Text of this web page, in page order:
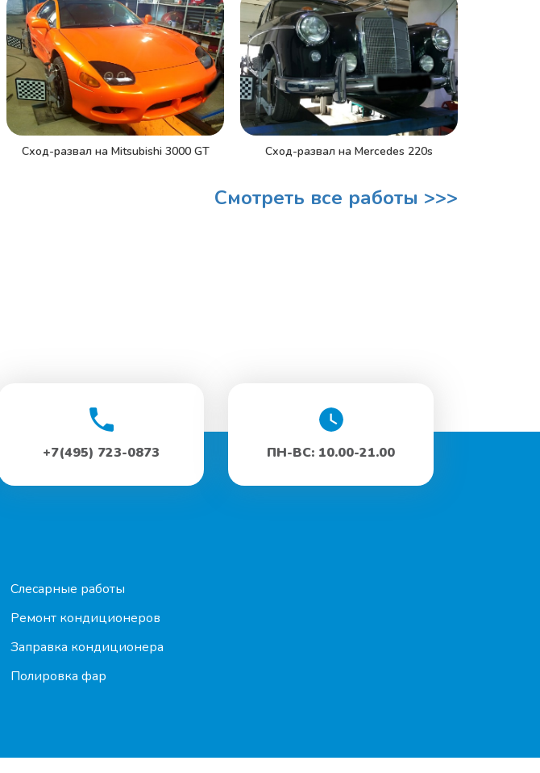
Сход-развал на Mitsubishi 3000 GT Сход-развал на Mercedes 220s
Смотреть все работы >>>
+7(495) 723-0873 ПН-ВС: 10.00-21.00
Слесарные работы
Ремонт кондиционеров
Заправка кондиционера
Полировка фар